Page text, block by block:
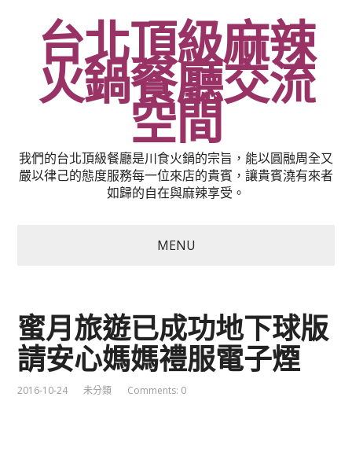
台北頂級麻辣
火鍋餐廳交流
空間
我們的台北頂級餐廳是川食火鍋的宗旨，能以圓融周全又
嚴以律己的態度服務每一位來店的貴賓，讓貴賓澆有來者
如歸的自在與麻辣享受。
MENU
蜜月旅遊已成功地下球版
請安心媽媽禮服電子煙
2016-10-24 未分類 Comments: 0